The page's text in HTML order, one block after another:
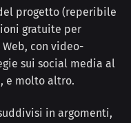
progetto (reperibile
gratuite per
con video-
sui social media al
e molto altro.
in argomenti,